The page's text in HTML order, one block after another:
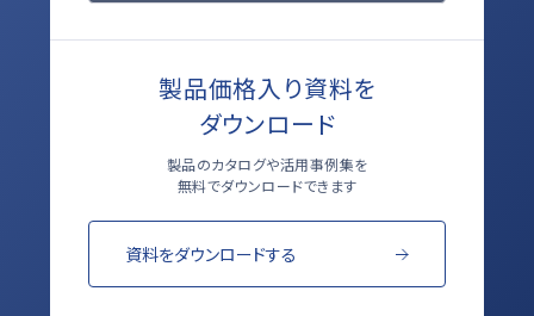
製品価格入り資料を
ダウンロード
製品のカタログや活用事例集を
無料でダウンロードできます
資料をダウンロードする